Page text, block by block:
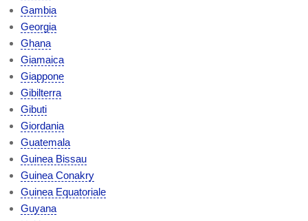
Gambia
Georgia
Ghana
Giamaica
Giappone
Gibilterra
Gibuti
Giordania
Guatemala
Guinea Bissau
Guinea Conakry
Guinea Equatoriale
Guyana